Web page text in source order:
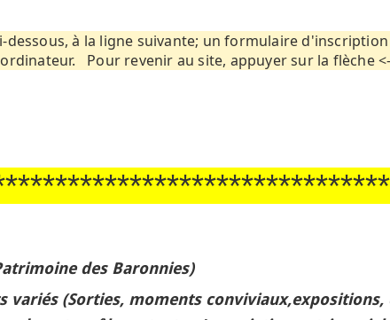
à la ligne suivante; un formulaire d'inscription
Pour revenir au site, appuyer sur la flèche <-
des Baronnies)